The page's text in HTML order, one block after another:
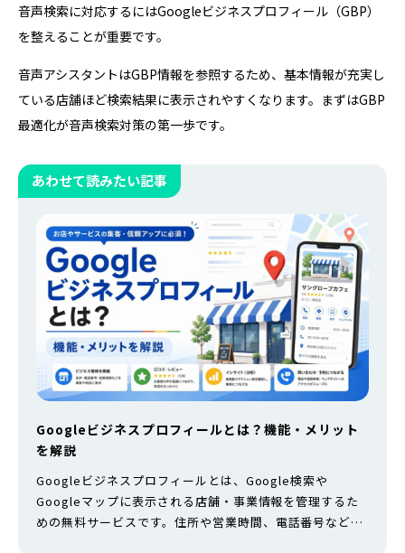
音声検索に対応するにはGoogleビジネスプロフィール（GBP）
を整えることが重要です。
音声アシスタントはGBP情報を参照するため、基本情報が充実し
ている店舗ほど検索結果に表示されやすくなります。まずはGBP
最適化が音声検索対策の第一歩です。
あわせて読みたい記事
Googleビジネスプロフィールとは？機能・メリット
を解説
Googleビジネスプロフィールとは、Google検索や
Googleマップに表示される店舗・事業情報を管理するた
めの無料サービスです。住所や営業時間、電話番号などの